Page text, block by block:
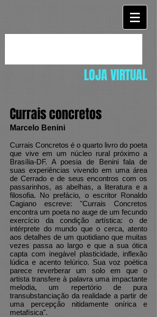
LOJA VIRTUAL
Currais concretos
Marcelo Benini
Currais Concretos é o quarto livro do poeta
que vive em um núcleo rural próximo a
Brasília-DF. A poesia de Benini fala de
suas experiências vivendo em uma área
de Cerrado e de seus encontros com os
passarinhos, as abelhas, a literatura e a
filosofia. No prefácio, o escritor Ronaldo
Cagiano escreve: "Currais Concretos
encontra um poeta no auge de um fecundo
exercício da condição artística: o de
intérprete do mundo que o cerca, atento
aos detalhes de um quotidiano que muitas
vezes passa ao largo e que a sua ótica
capta com inegável plasticidade, inflexão
lúdica e acento telúrico. Sua voz poética
parece reverberar um solo em que o
artista transfere à palavra uma impactante
melodia, um repertório de pura
transubstanciação da realidade a partir de
uma percepção nitidamente onírica e
metafísica".